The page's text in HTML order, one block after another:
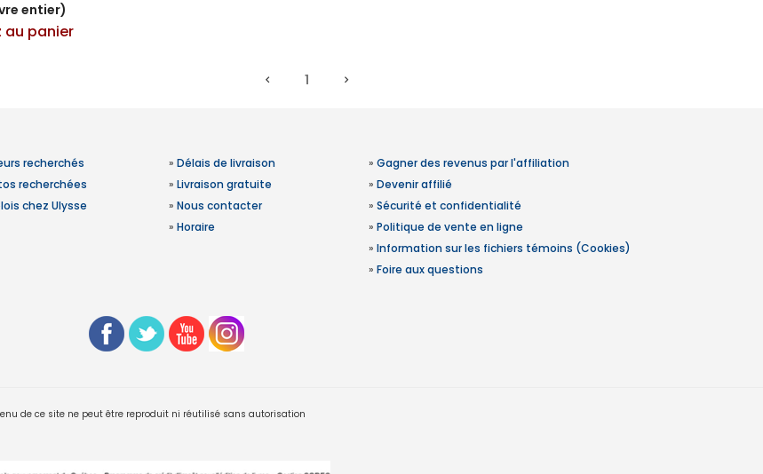
entier)
au panier
1
recherchés
recherchées
chez Ulysse
» Délais de livraison
» Livraison gratuite
» Nous contacter
» Horaire
» Gagner des revenus par l'affiliation
» Devenir affilié
» Sécurité et confidentialité
» Politique de vente en ligne
» Information sur les fichiers témoins (Cookies)
» Foire aux questions
de ce site ne peut être reproduit ni réutilisé sans autorisation